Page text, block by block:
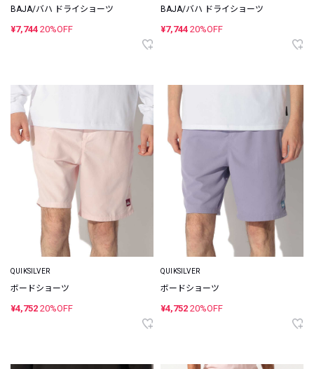
BAJA/バハ ドライショーツ
¥7,744 20%OFF
BAJA/バハ ドライショーツ
¥7,744 20%OFF
QUIKSILVER
ボードショーツ
¥4,752 20%OFF
QUIKSILVER
ボードショーツ
¥4,752 20%OFF